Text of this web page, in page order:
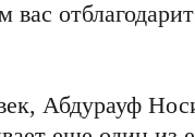
вас
Абдурауф